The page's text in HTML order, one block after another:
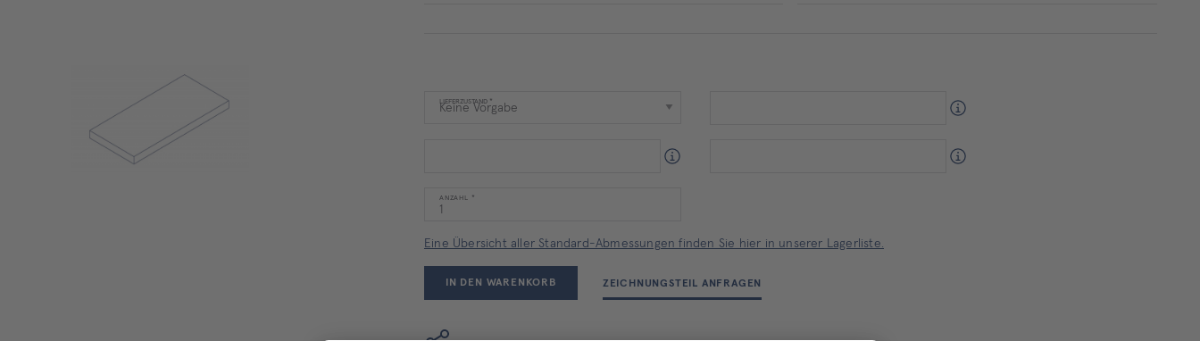
LIEFERZUSTAND
ANZAHL
Eine Übersicht aller Standard-Abmessungen finden Sie hier in unserer Lagerliste.
IN DEN WARENKORB ZEICHNUNGSTEIL ANFRAGEN